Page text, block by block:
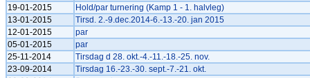
19-01-2015
Hold/par turnering (Kamp 1 - 1. halvleg)
13-01-2015
Tirsd. 2.-9.dec.2014-6.-13.-20. jan 2015
12-01-2015
par
05-01-2015
par
25-11-2014
Tirsdag d 28. okt.-4.-11.-18.-25. nov.
23-09-2014
Tirsdag 16.-23.-30. sept.-7.-21. okt.